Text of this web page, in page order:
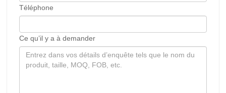
Téléphone
Ce qu’il y a à demander